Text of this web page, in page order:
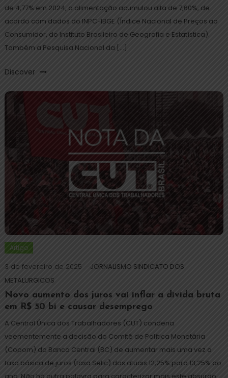
de 4,77% em 2024, a alimentação acumulou alta de 7,60%, de
acordo com dados do INPC-IBGE (Índice Nacional de Preços ao
Consumidor, do Instituto Brasileiro de Geografia e Estatística).
Também a Pesquisa Nacional da […]
Discover
Artigo
3 de fevereiro de 2025
JORNALISMO SINDICATO DOS
METALURGICOS
Novo aumento dos juros vai inflar a dívida bruta
em R$ 50 bi e causar desemprego
A Central Única dos Trabalhadores (CUT) condena
veementemente a decisão do Comitê de Política Monetária
(Copom) do Banco Central (BC) de aumentar mais uma vez a
taxa básica de juros (taxa Selic) dos atuais 12,25% para 13,25% ao